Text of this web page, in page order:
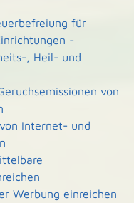
für
-
, Heil- und
von
Internet- und
Werbung einreichen